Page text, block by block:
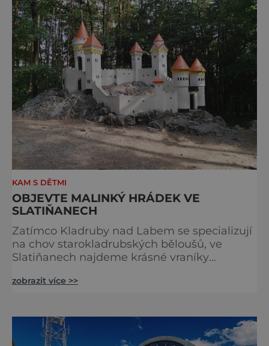
drážďanské vánoční trhy každoročně
přetahují o pozici nejnavštěvovanějších t
KAM S DĚTMI
OBJEVTE MALINKÝ HRÁDEK VE
SLATIŇANECH
Zatímco Kladruby nad Labem se specializují
na chov starokladrubských běloušů, ve
Slatiňanech najdeme krásné vraníky
budově zámku se dozvíte více o chovu
některé exponáty připomínají využití koní ve
vojenství, dopravě, honech či dostizích.
zobrazit více >>